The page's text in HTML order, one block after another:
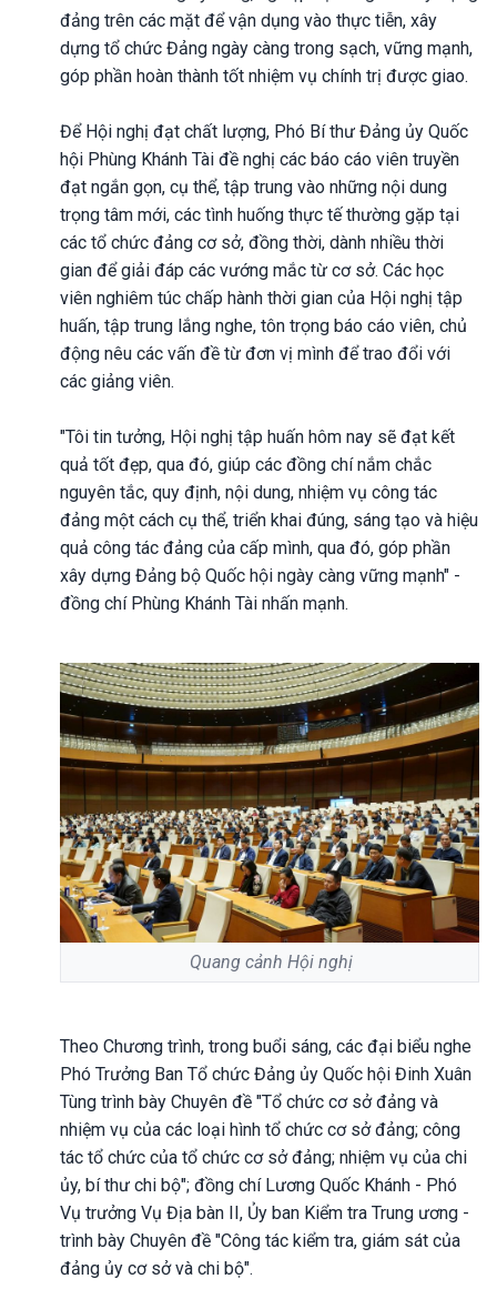
đảng trên các mặt để vận dụng vào thực tiễn, xây
dựng tổ chức Đảng ngày càng trong sạch, vững mạnh,
góp phần hoàn thành tốt nhiệm vụ chính trị được giao.
Để Hội nghị đạt chất lượng, Phó Bí thư Đảng ủy Quốc
hội Phùng Khánh Tài đề nghị các báo cáo viên truyền
đạt ngắn gọn, cụ thể, tập trung vào những nội dung
trọng tâm mới, các tình huống thực tế thường gặp tại
các tổ chức đảng cơ sở, đồng thời, dành nhiều thời
gian để giải đáp các vướng mắc từ cơ sở. Các học
viên nghiêm túc chấp hành thời gian của Hội nghị tập
huấn, tập trung lắng nghe, tôn trọng báo cáo viên, chủ
động nêu các vấn đề từ đơn vị mình để trao đổi với
các giảng viên.
"Tôi tin tưởng, Hội nghị tập huấn hôm nay sẽ đạt kết
quả tốt đẹp, qua đó, giúp các đồng chí nắm chắc
nguyên tắc, quy định, nội dung, nhiệm vụ công tác
đảng một cách cụ thể, triển khai đúng, sáng tạo và hiệu
quả công tác đảng của cấp mình, qua đó, góp phần
xây dựng Đảng bộ Quốc hội ngày càng vững mạnh" -
đồng chí Phùng Khánh Tài nhấn mạnh.
Quang cảnh Hội nghị
Theo Chương trình, trong buổi sáng, các đại biểu nghe
Phó Trưởng Ban Tổ chức Đảng ủy Quốc hội Đinh Xuân
Tùng trình bày Chuyên đề "Tổ chức cơ sở đảng và
nhiệm vụ của các loại hình tổ chức cơ sở đảng; công
tác tổ chức của tổ chức cơ sở đảng; nhiệm vụ của chi
ủy, bí thư chi bộ"; đồng chí Lương Quốc Khánh - Phó
Vụ trưởng Vụ Địa bàn II, Ủy ban Kiểm tra Trung ương -
trình bày Chuyên đề "Công tác kiểm tra, giám sát của
đảng ủy cơ sở và chi bộ".